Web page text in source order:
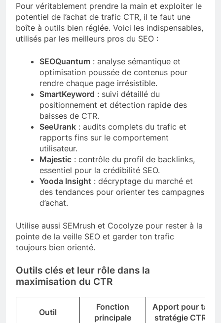
Pour véritablement prendre la main et exploiter le
potentiel de l’achat de trafic CTR, il te faut une
boîte à outils bien réglée. Voici les indispensables,
utilisés par les meilleurs pros du SEO :
SEOQuantum : analyse sémantique et
optimisation poussée de contenus pour
rendre chaque page irrésistible.
SmartKeyword : suivi détaillé du
positionnement et détection rapide des
baisses de CTR.
SeeUrank : audits complets du trafic et
rapports fins sur le comportement
utilisateur.
Majestic : contrôle du profil de backlinks,
essentiel pour la crédibilité SEO.
Yooda Insight : décryptage du marché et
des tendances pour orienter tes campagnes
d’achat.
Utilise aussi SEMrush et Cocolyze pour rester à la
pointe de la veille SEO et garder ton trafic
toujours bien orienté.
Outils clés et leur rôle dans la
maximisation du CTR
Outil
Fonction
principale
Apport pour ta
stratégie CTR